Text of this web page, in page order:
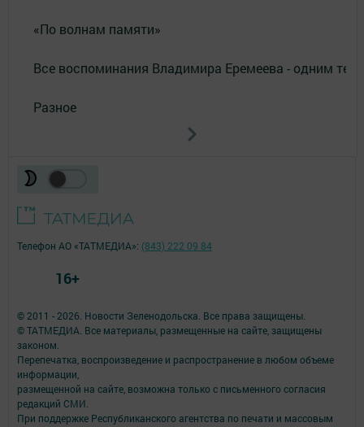
«По волнам памяти»
Все воспоминания Владимира Еремеева - одним
Разное
© 2011 - 2026. Новости Зеленодольска. Все права защищены.
© ТАТМЕДИА. Все материалы, размещенные на сайте, защищены
законом.
Перепечатка, воспроизведение и распространение в любом объеме
информации,
размещенной на сайте, возможна только с письменного согласия
редакций СМИ.
При поддержке Республиканского агентства по печати и массовым
Телефон АО «ТАТМЕДИА»: (843) 222 09 84
16+